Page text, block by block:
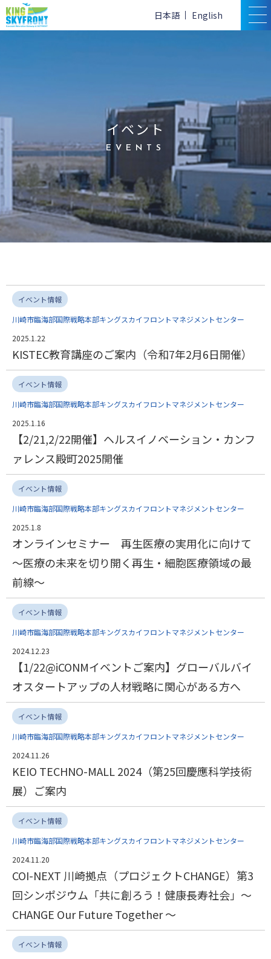
日本語 English
イベント
EVENTS
イベント情報
川崎市臨海部国際戦略本部キングスカイフロントマネジメントセンター
2025.1.22
KISTEC教育講座のご案内（令和7年2月6日開催）
イベント情報
川崎市臨海部国際戦略本部キングスカイフロントマネジメントセンター
2025.1.16
【2/21,2/22開催】ヘルスイノベーション・カンフ
ァレンス殿町2025開催
イベント情報
川崎市臨海部国際戦略本部キングスカイフロントマネジメントセンター
2025.1.8
オンラインセミナー 再生医療の実用化に向けて
～医療の未来を切り開く再生・細胞医療領域の最
前線～
イベント情報
川崎市臨海部国際戦略本部キングスカイフロントマネジメントセンター
2024.12.23
【1/22@iCONMイベントご案内】グローバルバイ
オスタートアップの人材戦略に関心がある方へ
イベント情報
川崎市臨海部国際戦略本部キングスカイフロントマネジメントセンター
2024.11.26
KEIO TECHNO-MALL 2024（第25回慶應科学技術
展）ご案内
イベント情報
川崎市臨海部国際戦略本部キングスカイフロントマネジメントセンター
2024.11.20
COI-NEXT 川崎拠点（プロジェクトCHANGE）第3
回シンポジウム「共に創ろう！健康長寿社会」～
CHANGE Our Future Together ～
イベント情報